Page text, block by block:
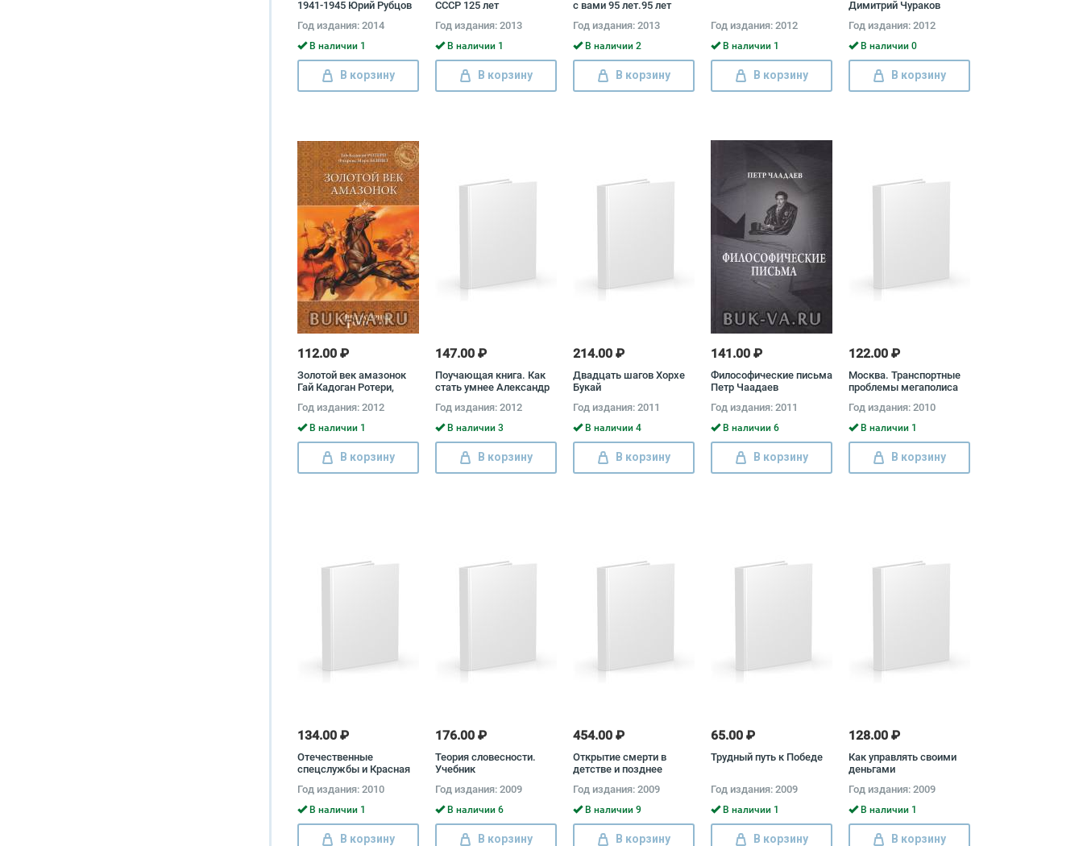
1941-1945 Юрий Рубцов
Год издания: 2014
В наличии 1
В корзину
СССР 125 лет
Год издания: 2013
В наличии 1
В корзину
с вами 95 лет.95 лет
Год издания: 2013
В наличии 2
В корзину
Год издания: 2012
В наличии 1
В корзину
Димитрий Чураков
Год издания: 2012
В наличии 0
В корзину
112.00 ₽
Золотой век амазонок
Гай Кадоган Ротери,
Год издания: 2012
В наличии 1
В корзину
147.00 ₽
Поучающая книга. Как
стать умнее Александр
Год издания: 2012
В наличии 3
В корзину
214.00 ₽
Двадцать шагов Хорхе
Букай
Год издания: 2011
В наличии 4
В корзину
141.00 ₽
Философические письма
Петр Чаадаев
Год издания: 2011
В наличии 6
В корзину
122.00 ₽
Москва. Транспортные
проблемы мегаполиса
Василий Кичеджи
Год издания: 2010
В наличии 1
В корзину
134.00 ₽
Отечественные
спецслужбы и Красная
Войтиков
Год издания: 2010
В наличии 1
В корзину
176.00 ₽
Теория словесности.
Учебник
Год издания: 2009
В наличии 6
В корзину
454.00 ₽
Открытие смерти в
детстве и позднее
Год издания: 2009
В наличии 9
В корзину
65.00 ₽
Трудный путь к Победе
Год издания: 2009
В наличии 1
В корзину
128.00 ₽
Как управлять своими
деньгами
Год издания: 2009
В наличии 1
В корзину